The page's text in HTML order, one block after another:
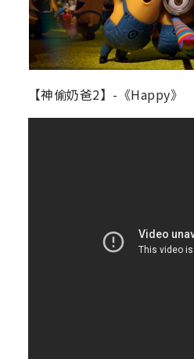
【神偷奶爸2】-《Happy》